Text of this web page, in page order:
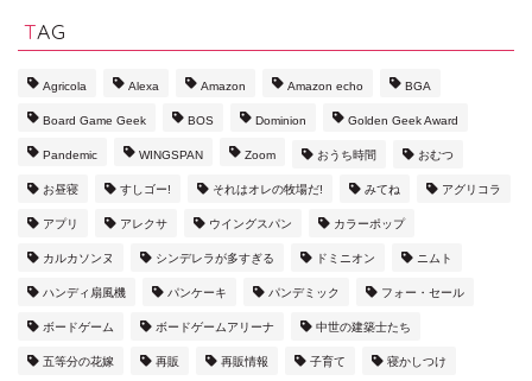
TAG
Agricola Alexa Amazon Amazon echo BGA
Board Game Geek BOS Dominion Golden Geek Award
Pandemic WINGSPAN Zoom おうち時間 おむつ
お昼寝 すしゴー! それはオレの牧場だ! みてね アグリコラ
アプリ アレクサ ウイングスパン カラーポップ
カルカソンヌ シンデレラが多すぎる ドミニオン ニムト
ハンディ扇風機 パンケーキ パンデミック フォー・セール
ボードゲーム ボードゲームアリーナ 中世の建築士たち
五等分の花嫁 再販 再販情報 子育て 寝かしつけ